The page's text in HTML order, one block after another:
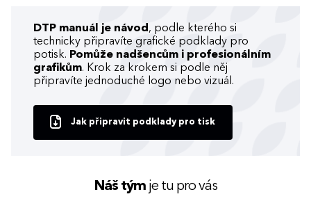
DTP manuál je návod , podle kterého si
technicky připravíte grafické podklady pro
potisk. Pomůže nadšencům i profesionálním
grafikům. Krok za krokem si podle něj
připravíte jednoduché logo nebo vizuál.
Jak připravit podklady pro tisk
Náš týmje tu pro vás